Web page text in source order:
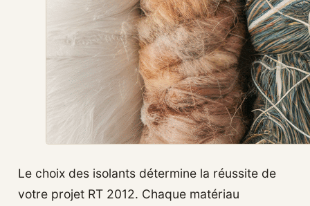
Le choix des isolants détermine la réussite de
votre projet RT 2012. Chaque matériau